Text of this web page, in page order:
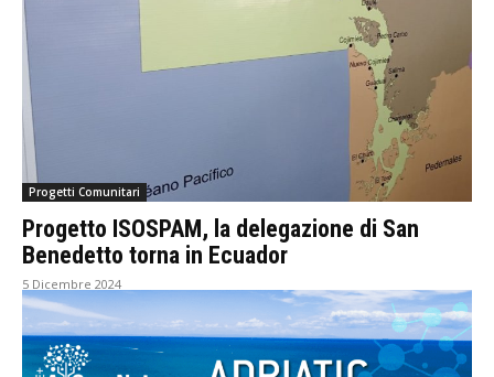
Progetti Comunitari
Progetto ISOSPAM, la delegazione di San
Benedetto torna in Ecuador
5 Dicembre 2024